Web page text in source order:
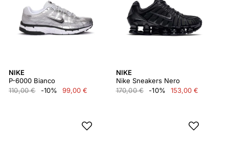
NIKE
P-6000 Bianco
110,00 €
-10% 99,00 €
NIKE
Nike Sneakers Nero
170,00 €
-10% 153,00 €